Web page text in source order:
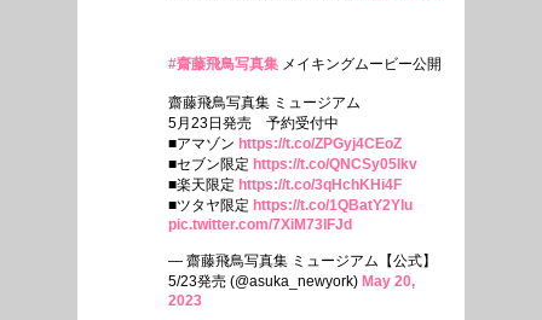
#齋藤飛鳥写真集 メイキングムービー公開
齋藤飛鳥写真集 ミュージアム
5月23日発売 予約受付中
■アマゾン https://t.co/ZPGyj4CEoZ
■セブン限定 https://t.co/QNCSy05lkv
■楽天限定 https://t.co/3qHchKHi4F
■ツタヤ限定 https://t.co/1QBatY2Ylu
pic.twitter.com/7XiM73lFJd
— 齋藤飛鳥写真集 ミュージアム【公式】
5/23発売 (@asuka_newyork) May 20,
2023